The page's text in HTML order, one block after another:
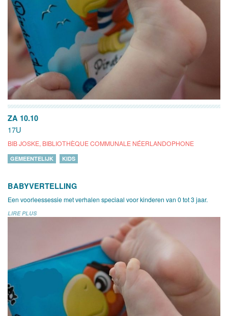
ZA 10.10
17U
BIB JOSKE, BIBLIOTHÈQUE COMMUNALE NÉERLANDOPHONE
GEMEENTELIJK KIDS
BABYVERTELLING
Een voorleessessie met verhalen speciaal voor kinderen van 0 tot 3 jaar.
LIRE PLUS